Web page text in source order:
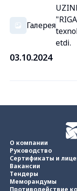
Галерея
etdi.
03.10.2024
О компании
Руководство
Сертификаты и
Вакансии
Тендеры
Меморандумы